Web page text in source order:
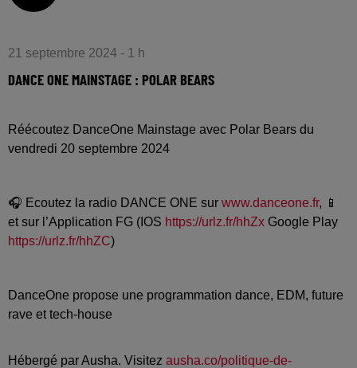
21 septembre 2024 - 1 h
DANCE ONE MAINSTAGE : POLAR BEARS
Réécoutez DanceOne Mainstage avec Polar Bears du
vendredi 20 septembre 2024
🎧 Ecoutez la radio DANCE ONE sur www.danceone.fr, 📱
et sur l’Application FG (IOS https://urlz.fr/hhZx Google Play
https://urlz.fr/hhZC)
DanceOne propose une programmation dance, EDM, future
rave et tech-house
Hébergé par Ausha. Visitez ausha.co/politique-de-